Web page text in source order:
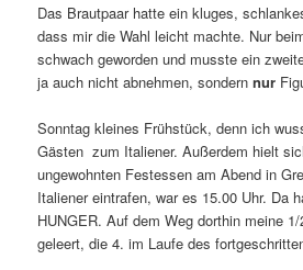
Das Brautpaar hatte ein kluges,
dass mir die Wahl leicht machte. Nur
schwach geworden und musste ein
ja auch nicht abnehmen, sondernnur
Sonntag kleines Frühstück, denn ich
Gästen zum Italiener. Außerdem hielt
ungewohnten Festessen am Abend in
Italiener eintrafen, war es 15.00 Uhr. Da
HUNGER. Auf dem Weg dorthin meine
geleert, die 4. im Laufe des